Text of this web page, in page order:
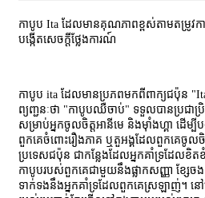
កាបូប Ita ដែលមានគុណភាពខ្ពស់តាមតម្រូវក
បង្កើតសេចក្តីថ្លែងការណ៍
កាបូប ita ដែលមានប្រភពមកពីពាក្យជប៉ុន
ព្យញ្ជនៈថា "កាបូបឈឺចាប់" ទទួលបានប្រជ
សម្រាប់អ្នកចូលចិត្តអានីមេ និងម៉ាំងហ្គា ដើម្
ពួកគេចំពោះរឿងភាគ ឬតួអង្គដែលពួកគេចូលចិ
ប្រទេសជប៉ុន ជាកន្លែងដែលអ្នកគាំទ្រដែលខិត
កាបូបរបស់ពួកគេជាមួយនឹងផ្លាកសញ្ញា ខ្សែច
ទាក់ទងនឹងអ្នកគាំទ្រដែលពួកគេស្រឡាញ់។ ន